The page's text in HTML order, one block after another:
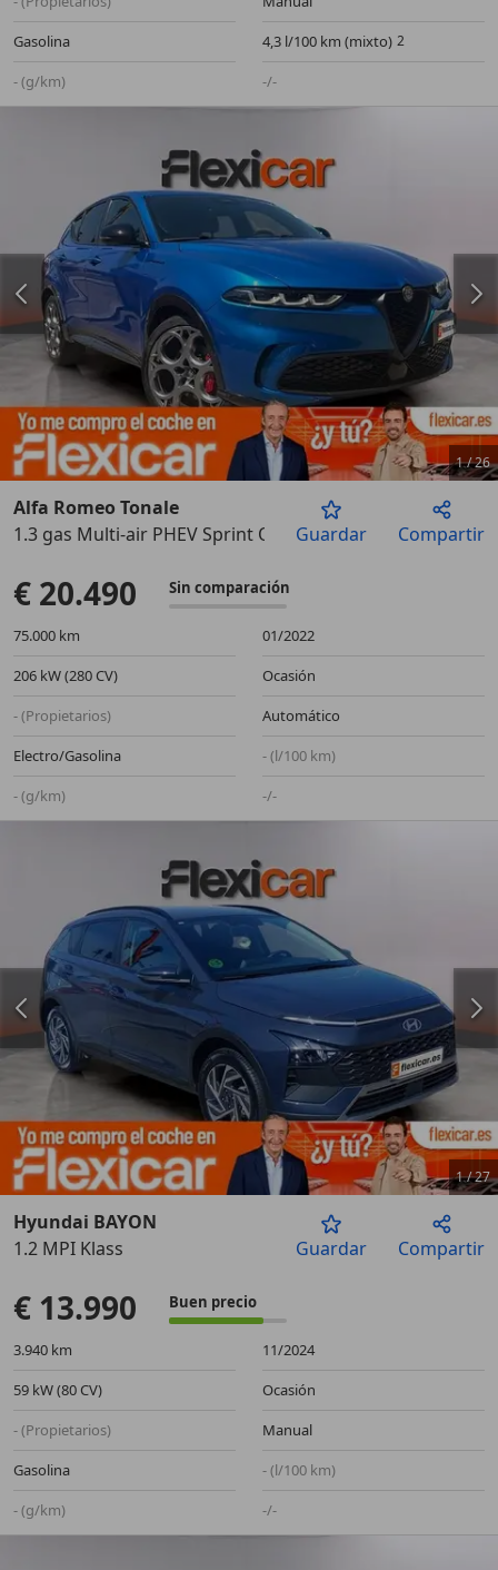
Gasolina
4,3 l/100 km (mixto)
- (g/km)
-/-
Anterior
1/26
Alfa Romeo Tonale
1.3 gas Multi-air PHEV Sprint Q4
Guardar Compartir
€ 20.490 Sin comparación
75.000 km
01/2022
206 kW (280 CV)
Ocasión
- (Propietarios)
Automático
Electro/Gasolina
- (l/100 km)
- (g/km)
-/-
Anterior
1/27
Hyundai BAYON
1.2 MPI Klass
Guardar Compartir
€ 13.990 Buen precio
3.940 km
11/2024
59 kW (80 CV)
Ocasión
- (Propietarios)
Manual
Gasolina
- (l/100 km)
- (g/km)
-/-